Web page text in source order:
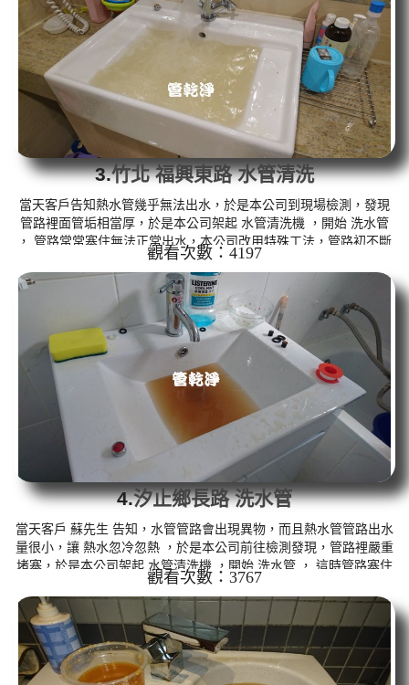
3.竹北 福興東路 水管清洗
當天客戶告知熱水管幾乎無法出水，於是本公司到現場檢測，發現
管路裡面管垢相當厚，於是本公司架起 水管清洗機 ，開始 洗水管
， 管路常常塞住無法正常出水，本公司改用特殊工法，管路初不斷
噴出異物，出水成白灰色， 水管清洗 約兩個多小時，熱水管路出水
如冷水。 清洗水管,水管清洗, 洗水管, 熱水管堵塞, 熱水忽冷忽熱 ...
觀看次數：4197
4.汐止鄉長路 洗水管
當天客戶 蘇先生 告知，水管管路會出現異物，而且熱水管管路出水
量很小，讓 熱水忽冷忽熱 ，於是本公司前往檢測發現，管路裡嚴重
堵塞，於是本公司架起 水管清洗機 ，開始 洗水管 ， 這時管路塞住
無法正常出水，本公司改用特殊工法， 水管清洗 約兩個多小時，熱
水管路終於出水正常，熱水器也能正常使用了。 清洗水管,水管清洗,
洗水管, 熱水管堵塞, 熱水忽冷忽熱 ...
觀看次數：3767